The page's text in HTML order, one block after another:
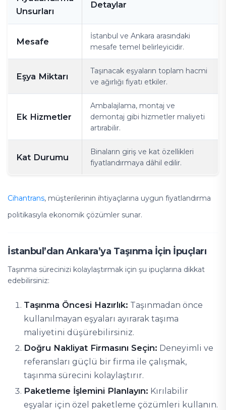
Unsurları
Detaylar
Mesafe
İstanbul ve Ankara arasındaki
mesafe temel belirleyicidir.
Eşya Miktarı
Taşınacak eşyaların toplam hacmi
ve ağırlığı fiyatı etkiler.
Ek Hizmetler
Ambalajlama, montaj ve
demontaj gibi hizmetler maliyeti
artırabilir.
Kat Durumu
Binaların giriş ve kat özellikleri
fiyatlandırmaya dâhil edilir.
Cihantrans, müşterilerinin ihtiyaçlarına uygun fiyatlandırma
politikasıyla ekonomik çözümler sunar.
İstanbul’dan Ankara’ya Taşınma İçin İpuçları
Taşınma sürecinizi kolaylaştırmak için şu ipuçlarına dikkat
edebilirsiniz:
Taşınma Öncesi Hazırlık: Taşınmadan önce
kullanılmayan eşyaları ayırarak taşıma
maliyetini düşürebilirsiniz.
Doğru Nakliyat Firmasını Seçin: Deneyimli ve
referansları güçlü bir firma ile çalışmak,
taşınma sürecini kolaylaştırır.
Paketleme İşlemini Planlayın: Kırılabilir
eşyalar için özel paketleme çözümleri kullanın.